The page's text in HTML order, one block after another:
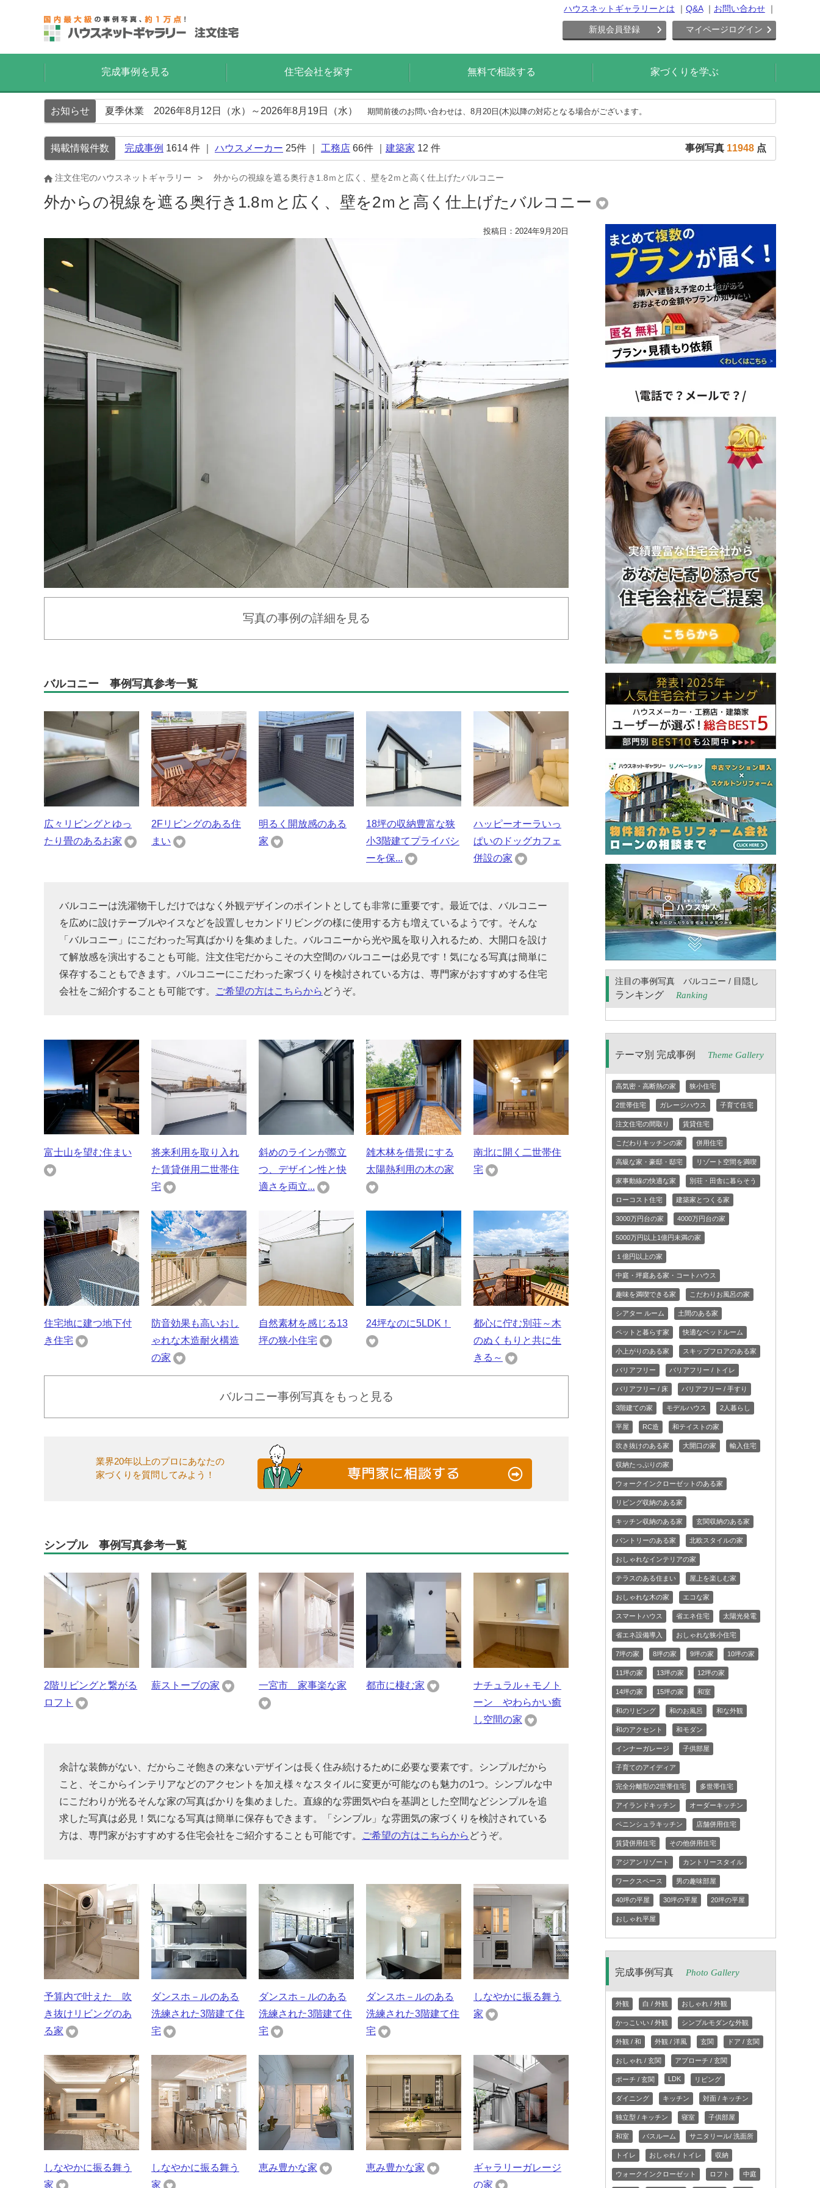
ハウスネットギャラリーとは Q&A お問い合わせ
新規会員登録 マイページログイン
完成事例を見る 住宅会社を探す 無料で相談する 家づくりを学ぶ
お知らせ 夏季休業 2026年8月12日（水）～2026年8月19日（水） 期間前後のお問い合わせは、8月20日(木)以降の対応となる場合がございます。
掲載情報件数 完成事例 1614 件 ｜ ハウスメーカー 25件 ｜ 工務店 66件 ｜ 建築家 12 件 事例写真 11948 点
注文住宅のハウスネットギャラリー 外からの視線を遮る奥行き1.8ｍと広く、壁を2ｍと高く仕上げたバルコニー
外からの視線を遮る奥行き1.8ｍと広く、壁を2ｍと高く仕上げたバルコニー
投稿日：2024年9月20日
写真の事例の詳細を見る
バルコニー 事例写真参考一覧
広々リビングとゆっ
たり畳のあるお家
2Fリビングのある住
まい
明るく開放感のある
家
18坪の収納豊富な狭
小3階建てプライバシ
ーを保...
ハッピーオーラいっ
ぱいのドッグカフェ
併設の家
バルコニーは洗濯物干しだけではなく外観デザインのポイントとしても非常に重要です。最近では、バルコニー
を広めに設けテーブルやイスなどを設置しセカンドリビングの様に使用する方も増えているようです。そんな
「バルコニー」にこだわった写真ばかりを集めました。バルコニーから光や風を取り入れるため、大開口を設け
て解放感を演出することも可能。注文住宅だからこその大空間のバルコニーは必見です！気になる写真は簡単に
保存することもできます。バルコニーにこだわった家づくりを検討されている方は、専門家がおすすめする住宅
会社をご紹介することも可能です。
ご希望の方はこちらから どうぞ。
富士山を望む住まい
将来利用を取り入れ
た賃貸併用二世帯住
宅
斜めのラインが際立
つ、デザイン性と快
適さを両立...
雑木林を借景にする
太陽熱利用の木の家
南北に開く二世帯住
宅
住宅地に建つ地下付
き住宅
防音効果も高いおし
ゃれな木造耐火構造
の家
自然素材を感じる13
坪の狭小住宅
24坪なのに5LDK！
都心に佇む別荘～木
のぬくもりと共に生
きる～
バルコニー事例写真をもっと見る
業界20年以上のプロにあなたの
家づくりを質問してみよう！
シンプル 事例写真参考一覧
2階リビングと繋がる
ロフト
薪ストーブの家 一宮市 家事楽な家 都市に棲む家
ナチュラル＋モノト
ーン やわらかい癒
し空間の家
余計な装飾がない、だからこそ飽きの来ないデザインは長く住み続けるために必要な要素です。シンプルだから
こと、そこからインテリアなどのアクセントを加え様々なスタイルに変更が可能なのも魅力の1つ。シンプルな中
にこだわりが光るそんな家の写真ばかりを集めました。直線的な雰囲気や白を基調とした空間などシンプルを追
求した写真は必見！気になる写真は簡単に保存もできます。「シンプル」な雰囲気の家づくりを検討されている
方は、専門家がおすすめする住宅会社をご紹介することも可能です。
ご希望の方はこちらから どうぞ。
予算内で叶えた 吹
き抜けリビングのあ
る家
ダンスホ－ルのある
洗練された3階建て住
宅
ダンスホ－ルのある
洗練された3階建て住
宅
ダンスホ－ルのある
洗練された3階建て住
宅
しなやかに振る舞う
家
しなやかに振る舞う
家
しなやかに振る舞う
家
恵み豊かな家 恵み豊かな家
ギャラリーガレージ
の家
注目の事例写真 バルコニー / 目隠し
ランキング Ranking
テーマ別 完成事例 Theme Gallery
高気密・高断熱の家 狭小住宅
2世帯住宅 ガレージハウス 子育て住宅
注文住宅の間取り 賃貸住宅
こだわりキッチンの家 併用住宅
高級な家・豪邸・邸宅 リゾート空間を満喫
家事動線の快適な家 別荘・田舎に暮らそう
ローコスト住宅 建築家とつくる家
3000万円台の家 4000万円台の家
5000万円以上1億円未満の家
１億円以上の家
中庭・坪庭ある家・コートハウス
趣味を満喫できる家 こだわりお風呂の家
シアター ルーム 土間のある家
ペットと暮らす家 快適なベッドルーム
小上がりのある家 スキップフロアのある家
バリアフリー バリアフリー / トイレ
バリアフリー / 床 バリアフリー / 手すり
3階建ての家 モデルハウス 2人暮らし
平屋 RC造 和テイストの家
吹き抜けのある家 大開口の家 輸入住宅
収納たっぷりの家
ウォークインクローゼットのある家
リビング収納のある家
キッチン収納のある家 玄関収納のある家
パントリーのある家 北欧スタイルの家
おしゃれなインテリアの家
テラスのある住まい 屋上を楽しむ家
おしゃれな木の家 エコな家
スマートハウス 省エネ住宅 太陽光発電
省エネ設備導入 おしゃれな狭小住宅
7坪の家 8坪の家 9坪の家 10坪の家
11坪の家 13坪の家 12坪の家
14坪の家 15坪の家 和室
和のリビング 和のお風呂 和な外観
和のアクセント 和モダン
インナーガレージ 子供部屋
子育てのアイディア
完全分離型の2世帯住宅 多世帯住宅
アイランドキッチン オーダーキッチン
ペニンシュラキッチン 店舗併用住宅
賃貸併用住宅 その他併用住宅
アジアンリゾート カントリースタイル
ワークスペース 男の趣味部屋
40坪の平屋 30坪の平屋 20坪の平屋
おしゃれ平屋
完成事例写真 Photo Gallery
外観 白 / 外観 おしゃれ / 外観
かっこいい / 外観 シンプルモダンな外観
外観 / 和 外観 / 洋風 玄関 ドア / 玄関
おしゃれ / 玄関 アプローチ / 玄関
ポーチ / 玄関 LDK リビング
ダイニング キッチン 対面 / キッチン
独立型 / キッチン 寝室 子供部屋
和室 バスルーム サニタリール/ 洗面所
トイレ おしゃれ / トイレ 収納
ウォークインクローゼット ロフト 中庭